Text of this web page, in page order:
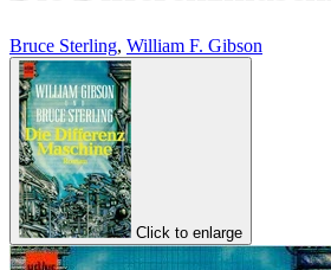
Bruce Sterling, William F. Gibson
Click to enlarge